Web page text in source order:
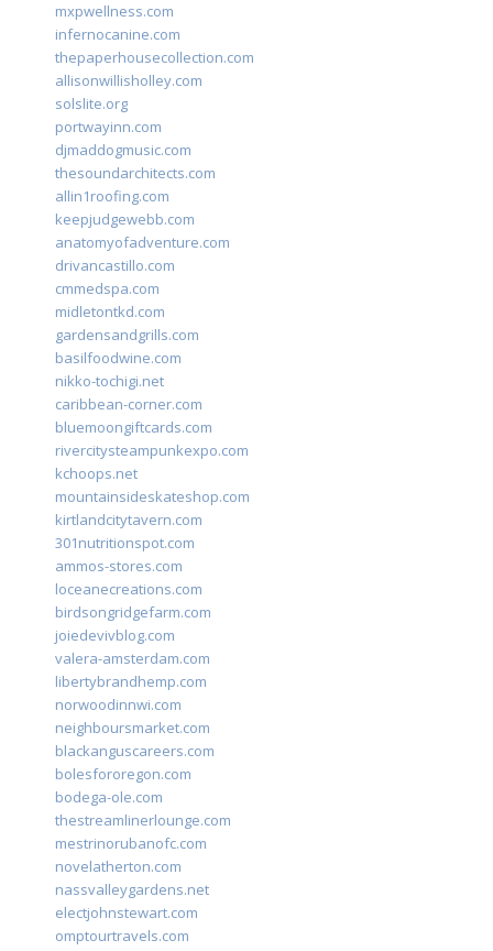
mxpwellness.com
infernocanine.com
thepaperhousecollection.com
allisonwillisholley.com
solslite.org
portwayinn.com
djmaddogmusic.com
thesoundarchitects.com
allin1roofing.com
keepjudgewebb.com
anatomyofadventure.com
drivancastillo.com
cmmedspa.com
midletontkd.com
gardensandgrills.com
basilfoodwine.com
nikko-tochigi.net
caribbean-corner.com
bluemoongiftcards.com
rivercitysteampunkexpo.com
kchoops.net
mountainsideskateshop.com
kirtlandcitytavern.com
301nutritionspot.com
ammos-stores.com
loceanecreations.com
birdsongridgefarm.com
joiedevivblog.com
valera-amsterdam.com
libertybrandhemp.com
norwoodinnwi.com
neighboursmarket.com
blackanguscareers.com
bolesfororegon.com
bodega-ole.com
thestreamlinerlounge.com
mestrinorubanofc.com
novelatherton.com
nassvalleygardens.net
electjohnstewart.com
omptourtravels.com